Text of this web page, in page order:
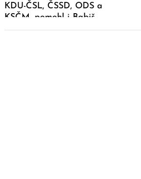
KDU-ČSL, ČSSD, ODS a
KSČM, pomohl i Babiš